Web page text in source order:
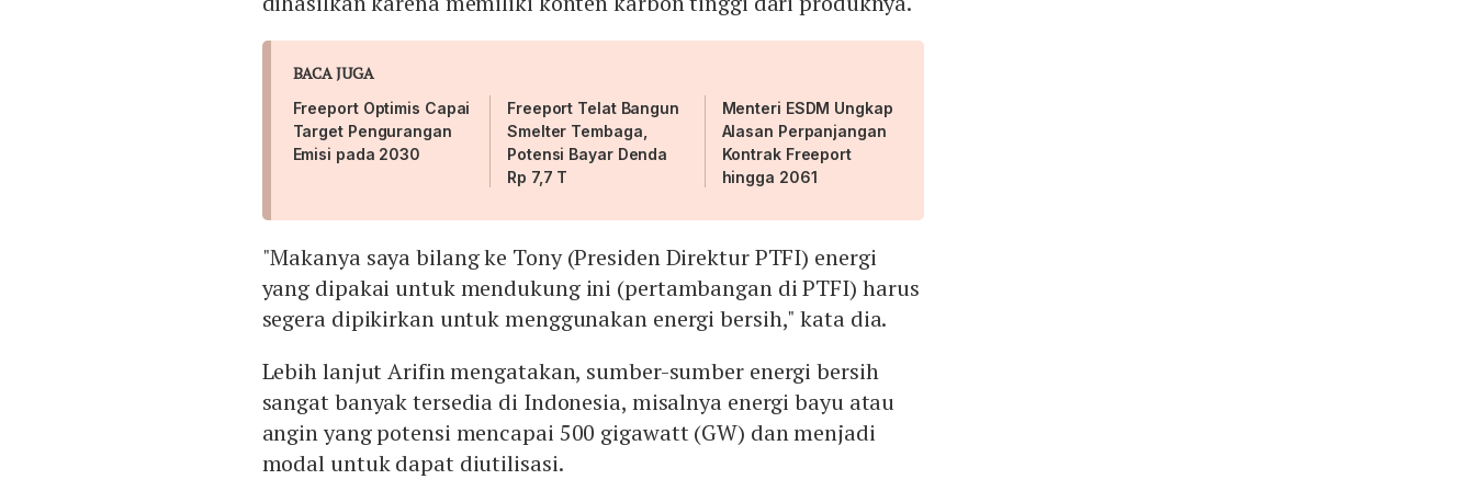
BACA JUGA
Freeport Optimis Capai
Target Pengurangan
Emisi pada 2030
Freeport Telat Bangun
Smelter Tembaga,
Potensi Bayar Denda
Rp 7,7 T
Menteri ESDM Ungkap
Alasan Perpanjangan
Kontrak Freeport
hingga 2061
"Makanya saya bilang ke Tony (Presiden Direktur PTFI) energi
yang dipakai untuk mendukung ini (pertambangan di PTFI) harus
segera dipikirkan untuk menggunakan energi bersih," kata dia.
Lebih lanjut Arifin mengatakan, sumber-sumber energi bersih
sangat banyak tersedia di Indonesia, misalnya energi bayu atau
angin yang potensi mencapai 500 gigawatt (GW) dan menjadi
modal untuk dapat diutilisasi.